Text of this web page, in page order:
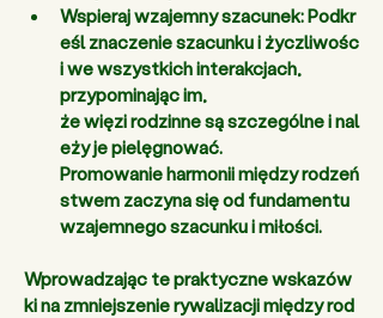
Wspieraj wzajemny szacunek: Podkr
eśl znaczenie szacunku i życzliwośc
i we wszystkich interakcjach,
przypominając im,
że więzi rodzinne są szczególne i nal
eży je pielęgnować.
Promowanie harmonii między rodzeń
stwem zaczyna się od fundamentu
wzajemnego szacunku i miłości.
Wprowadzając te praktyczne wskazów
ki na zmniejszenie rywalizacji między rod